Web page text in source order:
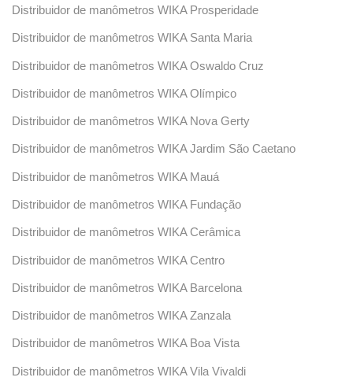
Distribuidor de manômetros WIKA Prosperidade
Distribuidor de manômetros WIKA Santa Maria
Distribuidor de manômetros WIKA Oswaldo Cruz
Distribuidor de manômetros WIKA Olímpico
Distribuidor de manômetros WIKA Nova Gerty
Distribuidor de manômetros WIKA Jardim São Caetano
Distribuidor de manômetros WIKA Mauá
Distribuidor de manômetros WIKA Fundação
Distribuidor de manômetros WIKA Cerâmica
Distribuidor de manômetros WIKA Centro
Distribuidor de manômetros WIKA Barcelona
Distribuidor de manômetros WIKA Zanzala
Distribuidor de manômetros WIKA Boa Vista
Distribuidor de manômetros WIKA Vila Vivaldi